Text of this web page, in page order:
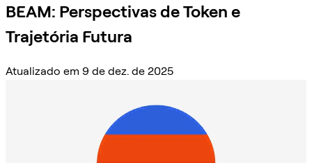
BEAM: Perspectivas de Token e
Trajetória Futura
Atualizado em 9 de dez. de 2025